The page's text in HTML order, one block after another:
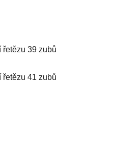
39 zubů
41 zubů